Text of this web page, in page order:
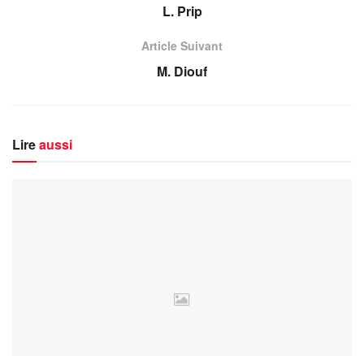
L. Prip
Article Suivant
M. Diouf
Lireaussi